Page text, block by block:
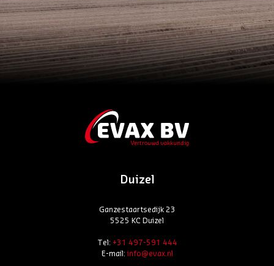
Duizel
Ganzestaartsedijk 23
5525 KC Duizel
Tel: +31 497-591 444
E-mail:info@evax.nl